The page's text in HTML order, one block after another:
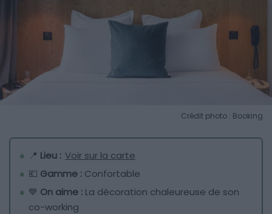
Crédit photo : Booking
📍 Lieu : Voir sur la carte
💶 Gamme : Confortable
💙 On aime : La décoration chaleureuse de son
co-working